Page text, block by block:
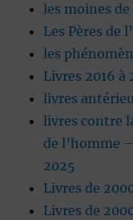
les moines
Les Pères de
les
Livres 2016
livres
livres contre
de l’homme
2025
Livres de
Livres de